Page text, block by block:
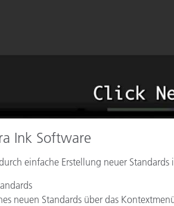
Ink Software
einfache Erstellung neuer
neuen Standards über das